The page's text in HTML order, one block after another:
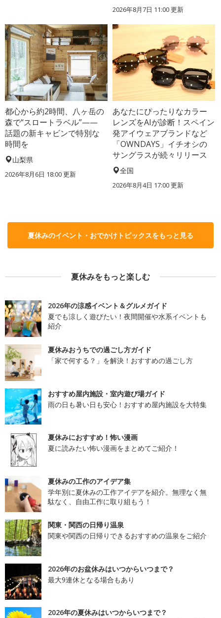
2026年8月7日 11:00更新
都心から約2時間、八ヶ岳の
森で“スロートラベル”——
話題の新キャビンで特別な
時間を
山梨県
2026年8月6日 18:00更新
あなたにぴったりなカラー
レンズをAIが診断！スペイン
発アイウェアブランドなど
「OWNDAYS」イチオシの
サングラスが続々リリース
全国
2026年8月4日 17:00更新
夏休みのイベント・おでかけトピックスをもっと見る
夏休みをもっと楽しむ
2026年の涼感イベント＆グルメガイド
夏でも涼しく遊びたい！夜間開催や水系イベントも
紹介
夏休みおうちでの過ごし方ガイド
「家で何する？」を解決！おすすめの過ごし方
おすすめ屋内施設・室内遊び場ガイド
雨の日も暑い日も安心！おすすめ屋内施設を大特集
夏休みにおすすめ！怖い漫画
夏に読みたい怖い漫画をまとめてご紹介！
夏休みの工作のアイデア集
学年別に夏休みの工作アイデアを紹介。無理なく無
駄なく、自由工作に取り組もう！
関東・関西の日帰り温泉
関東や関西の日帰りできるおすすめの温泉をご紹介
2026年のお盆休みはいつからいつまで？
最大9連休となる場合もあり
2026年の夏休みはいつからいつまで？